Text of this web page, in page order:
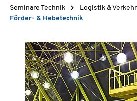
Seminare Technik
Logistik & Verkehr
Förder- & Hebetechnik
Bildergalerie überspringen